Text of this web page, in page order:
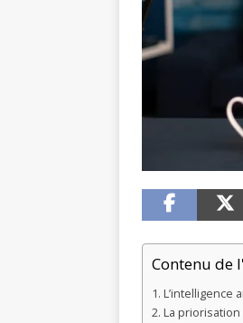
Contenu de
L’intelligence
La